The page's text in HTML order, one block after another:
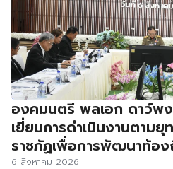
องคมนตรี พลเอก ดาว์พ
เยี่ยมการดำเนินงานตาม
ราชภัฏเพื่อการพัฒนาท้อง
6 สิงหาคม 2026